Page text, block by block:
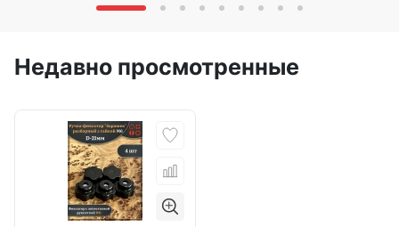
Недавно просмотренные